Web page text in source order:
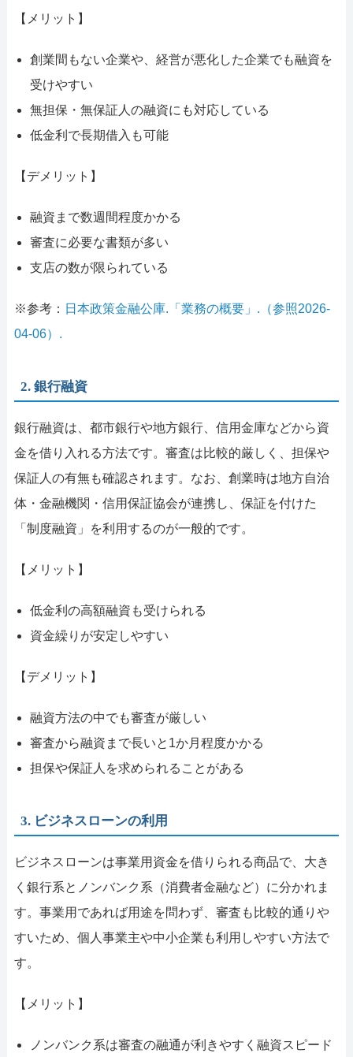
【メリット】
創業間もない企業や、経営が悪化した企業でも融資を
受けやすい
無担保・無保証人の融資にも対応している
低金利で長期借入も可能
【デメリット】
融資まで数週間程度かかる
審査に必要な書類が多い
支店の数が限られている
※参考： 日本政策金融公庫.「業務の概要」.（参照2026-
04-06）.
2. 銀行融資
銀行融資は、都市銀行や地方銀行、信用金庫などから資
金を借り入れる方法です。審査は比較的厳しく、担保や
保証人の有無も確認されます。なお、創業時は地方自治
体・金融機関・信用保証協会が連携し、保証を付けた
「制度融資」を利用するのが一般的です。
【メリット】
低金利の高額融資も受けられる
資金繰りが安定しやすい
【デメリット】
融資方法の中でも審査が厳しい
審査から融資まで長いと1か月程度かかる
担保や保証人を求められることがある
3. ビジネスローンの利用
ビジネスローンは事業用資金を借りられる商品で、大き
く銀行系とノンバンク系（消費者金融など）に分かれま
す。事業用であれば用途を問わず、審査も比較的通りや
すいため、個人事業主や中小企業も利用しやすい方法で
す。
【メリット】
ノンバンク系は審査の融通が利きやすく融資スピード